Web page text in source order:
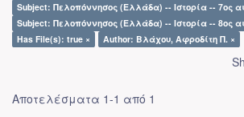
Subject: Πελοπόννησος (Ελλάδα) -- Ιστορία -- 7ος
Subject: Πελοπόννησος (Ελλάδα) -- Ιστορία -- 8ος
Has File(s): true ×
Author: Βλάχου, Αφροδίτη Π. ×
Αποτελέσματα 1-1 από 1